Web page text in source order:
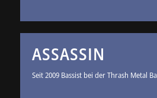
ASSASSIN
Seit 2009 Bassist bei der Thrash Metal